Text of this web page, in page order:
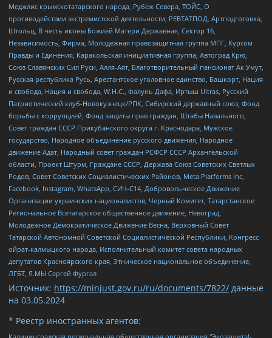
Меджлис крымскотатарского народа, Рубеж Севера, ТОЙС, О
противодействии экстремистской деятельности, РЕВТАТПОД, Артподготовка,
Штольц, В честь иконы Божией Матери Державная, Сектор 16,
Независимость, Фирма, Молодежная правозащитная группа МПГ, Курсом
Правды и Единения, Каракольская инициативная группа, Автоград Крю,
Союз Славянских Сил Руси, Алля-Аят, Благотворительный пансионат Ак Умут,
Русская республика Русь, Арестантское уголовное единство, Башкорт, Нация
и свобода, Нация и свобода, W.H.С., Фалунь Дафа, Иртыш Ultras, Русский
Патриотический клуб-Новокузнецк/РПК, Сибирский державный союз, Фонд
борьбы с коррупцией, Фонд защиты прав граждан, Штабы Навального,
Совет граждан СССР Прикубанского округа г. Краснодара, Мужское
государство, Народное объединение русского движения, Народное
движение Адат, Народный совет граждан РСФСР СССР Архангельской
области, Проект Штурм, Граждане СССР, Держава Союз Советских Светлых
Родов, Совет Советских Социалистических Районов, Meta Platforms Inc,
Facebook, Instagram, WhatsApp, СИЧ-С14, Добровольческое Движение
Организации украинских националистов, Черный Комитет, Татарстанское
Региональное Всетатарское общественное движение, Невоград,
Молодежное Демократическое Движение Весна, Верховный Совет
Татарской Автономной Советской Социалистической Республики, Конгресс
ойрат-калмыцкого народа, Исполнительный комитет совета народных
депутатов Красноярского края, Этническое национальное объединение,
ЛГБТ, Я.МЫ Сергей Фургал
Источник: https://minjust.gov.ru/ru/documents/7822/ данные
на 03.05.2024
* Реестр иностранных агентов: